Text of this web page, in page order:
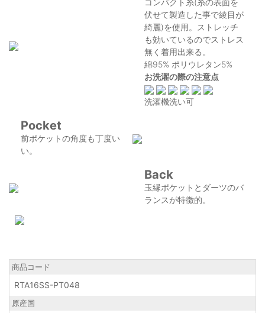
コンパクト糸(糸の表面を
伏せて製造した事で綾目が
綺麗)を使用。ストレッチ
も効いているのでストレス
無く着用出来る。
綿95% ポリウレタン5%
お洗濯の際の注意点
洗濯機洗い可
Pocket
前ポケットの角度も丁度い
い。
Back
玉縁ポケットとダーツのバ
ランスが特徴的。
商品コード
RTA16SS-PT048
原産国